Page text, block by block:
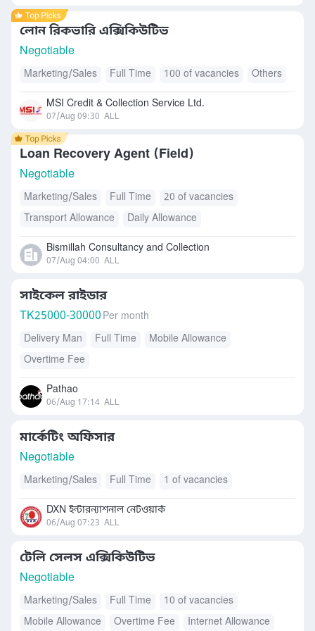
লোন রিকভারি এক্সিকিউটিভ
Negotiable
Marketing/Sales Full Time 100 of vacancies Others
MSI Credit & Collection Service Ltd.
07/Aug 09:30 ALL
Loan Recovery Agent (Field)
Negotiable
Marketing/Sales Full Time
20 of vacancies
Transport Allowance
Daily Allowance
Bismillah Consultancy and Collection
07/Aug 04:00 ALL
সাইকেল রাইডার
TK25000-30000 Per month
Delivery Man
Full Time
Mobile Allowance
Overtime Fee
Pathao
06/Aug 17:14 ALL
মার্কেটিং অফিসার
Negotiable
Marketing/Sales Full Time 1 of vacancies
DXN ইন্টারন্যাশনাল নেটওয়ার্ক
06/Aug 07:23 ALL
টেলি সেলস এক্সিকিউটিভ
Negotiable
Marketing/Sales Full Time
10 of vacancies
Mobile Allowance
Overtime Fee Internet Allowance